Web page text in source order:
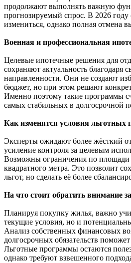
продолжают выполнять важную
прогнозируемый спрос. В 2026
измениться, однако полная отмена
Военная и профессиональная
Целевые ипотечные решения для
сохраняют актуальность благодаря
направленности. Они не создают
бюджет, но при этом решают
Именно поэтому такие программы
самых стабильных в долгосрочной
Как изменятся условия льготных
Эксперты ожидают более жёсткий
усиление контроля за целевым
Возможны ограничения по площади
квадратного метра. Это позволит
льгот, но сделать её более
На что стоит обратить внимание
Планируя покупку жилья, важно
текущие условия, но и
Анализ собственных финансовых
долгосрочных обязательств
Льготные программы остаются
однако требуют взвешенного